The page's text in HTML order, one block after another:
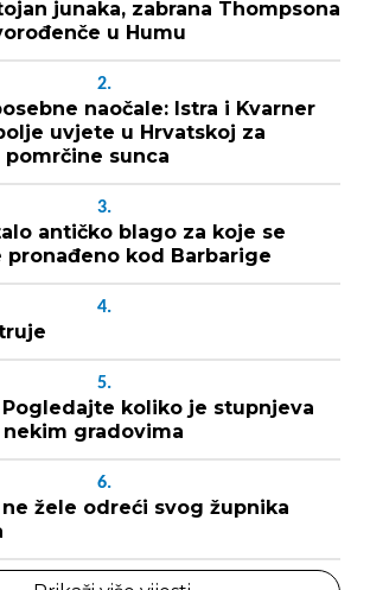
junaka, zabrana Thompsona
u Humu
2.
naočale: Istra i Kvarner
uvjete u Hrvatskoj za
sunca
3.
antičko blago za koje se
pronađeno kod Barbarige
4.
5.
Pogledajte koliko je stupnjeva
gradovima
6.
žele odreći svog župnika